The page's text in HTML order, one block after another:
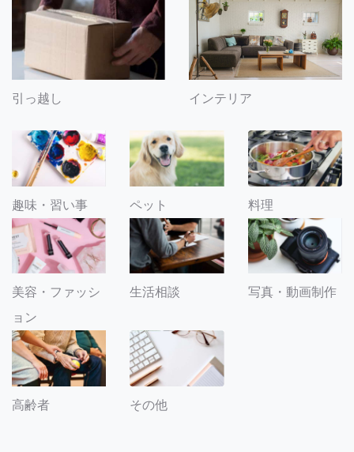
引っ越し インテリア
趣味・習い事 ペット 料理
美容・ファッシ
ョン
生活相談 写真・動画制作
高齢者 その他